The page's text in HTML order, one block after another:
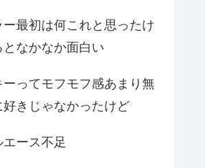
ー最初は何これと思ったけ
となかなか面白い
ってモフモフ感あまり無
好きじゃなかったけど
ース不足